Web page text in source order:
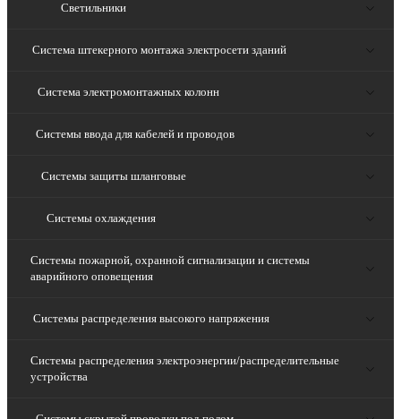
Светильники
Система штекерного монтажа электросети зданий
Система электромонтажных колонн
Системы ввода для кабелей и проводов
Системы защиты шланговые
Системы охлаждения
Системы пожарной, охранной сигнализации и системы
аварийного оповещения
Системы распределения высокого напряжения
Системы распределения электроэнергии/распределительные
устройства